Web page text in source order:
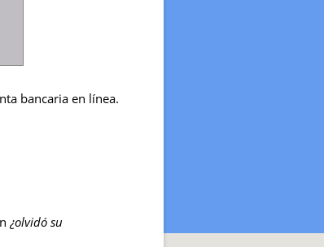
bancaria en línea.
¿olvidó su